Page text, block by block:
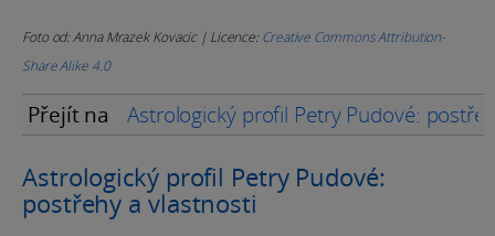
Foto od: Anna Mrazek Kovacic | Licence:Creative Commons Attribution-
Share Alike 4.0
Přejít na Astrologický profil Petry Pudové:
Astrologický profil Petry Pudové:
postřehy a vlastnosti